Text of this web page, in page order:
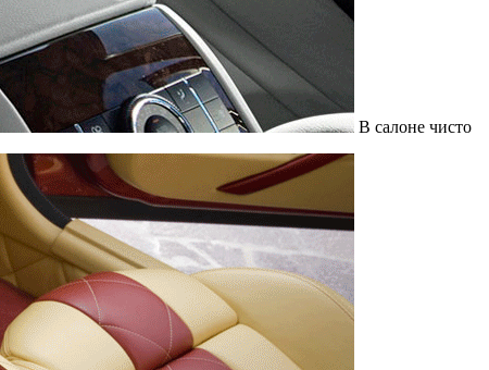
В салоне чисто